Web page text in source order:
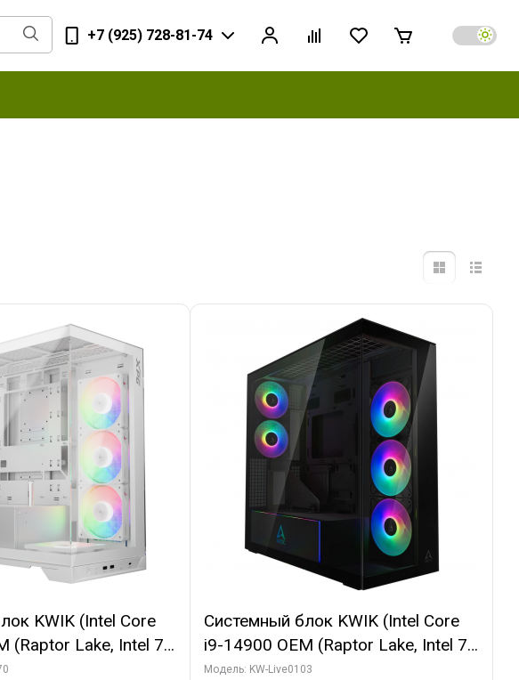
+7 (925) 728-81-74
KWIK (Intel Core
(Raptor Lake, Intel 7,
64 ГБ ОЗУ (2
Системный блок KWIK (Intel Core
i9-14900 OEM (Raptor Lake, Intel 7,
C24 16EC/8PC// 64 ГБ ОЗУ (2
Модель: KW-Live0103